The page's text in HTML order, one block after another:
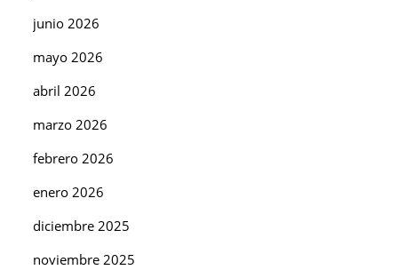
junio 2026
mayo 2026
abril 2026
marzo 2026
febrero 2026
enero 2026
diciembre 2025
noviembre 2025